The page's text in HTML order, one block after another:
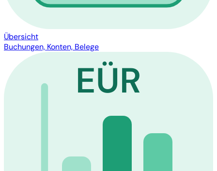
Übersicht
Buchungen, Konten, Belege
EÜR